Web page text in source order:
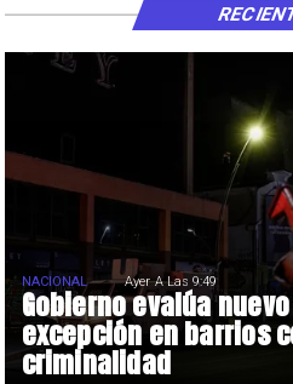
Gobierno evalúa
excepción en barrios
criminalidad
NACIONAL Ayer A Las 9:49